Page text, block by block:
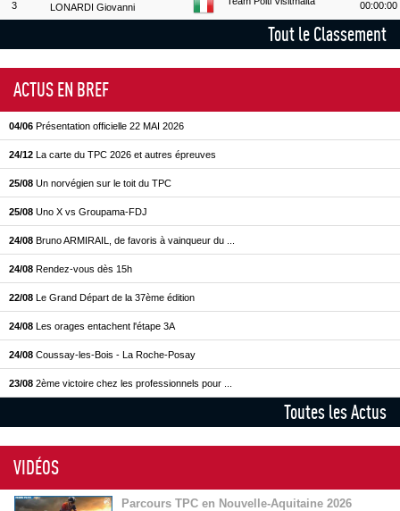
3 LONARDI Giovanni 00:00:00
Tout le Classement
ACTUS EN BREF
04/06 Présentation officielle 22 MAI 2026
24/12 La carte du TPC 2026 et autres épreuves
25/08 Un norvégien sur le toit du TPC
25/08 Uno X vs Groupama-FDJ
24/08 Bruno ARMIRAIL, de favoris à vainqueur du ...
24/08 Rendez-vous dès 15h
22/08 Le Grand Départ de la 37ème édition
24/08 Les orages entachent l'étape 3A
24/08 Coussay-les-Bois - La Roche-Posay
23/08 2ème victoire chez les professionnels pour ...
Toutes les Actus
VIDÉOS
Parcours TPC en Nouvelle-Aquitaine 2026